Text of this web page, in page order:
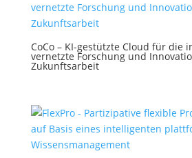
CoCo – KI-gestützte Cloud für die
vernetzte Forschung und
Zukunftsarbeit